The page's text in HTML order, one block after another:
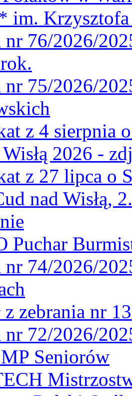
im. Krzysztofa
nr 76/2026/
nr 75/2026/
z 4 sierpnia
2026 -
z 27 lipca o
nad Wisłą,
Puchar
nr 74/2026/
z zebrania nr
nr 72/2026/
Seniorów